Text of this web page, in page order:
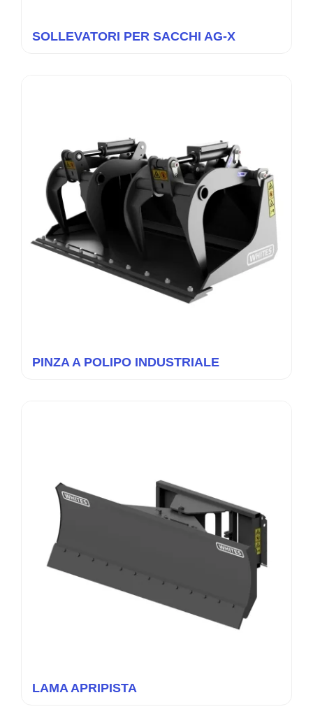
SOLLEVATORI PER SACCHI AG-X
PINZA A POLIPO INDUSTRIALE
LAMA APRIPISTA